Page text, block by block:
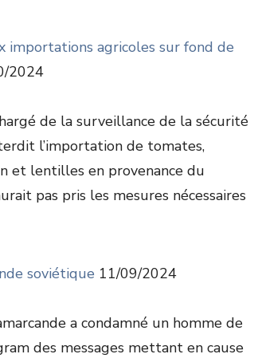
importations agricoles sur fond de
2024
de la surveillance de la sécurité
l’importation de tomates,
et lentilles en provenance du
pas pris les mesures nécessaires
soviétique 11/09/2024
a condamné un homme de
des messages mettant en cause